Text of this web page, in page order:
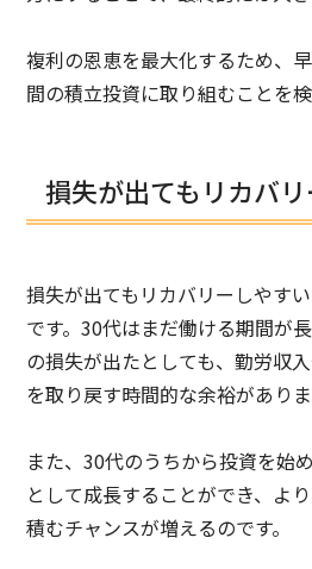
複利の恩恵を最大化するため、
間の積立投資に取り組むことを
損失が出てもリカバ
損失が出てもリカバリーしやす
です。30代はまだ働ける期間が
の損失が出たとしても、勤労収
を取り戻す時間的な余裕がありま
また、30代のうちから投資を始
として成長することができ、よ
積むチャンスが増えるのです。